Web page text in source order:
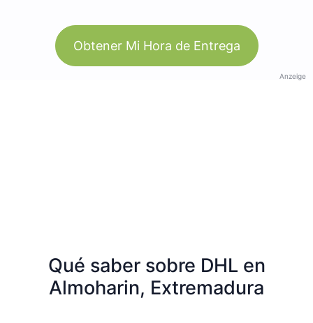
Obtener Mi Hora de Entrega
Anzeige
Qué saber sobre DHL en
Almoharin, Extremadura